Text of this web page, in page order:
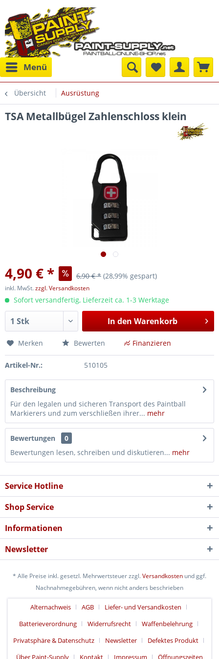
Menü
Übersicht Ausrüstung
TSA Metallbügel Zahlenschloss klein
4,90 € * 6,90 € * (28,99% gespart)
inkl. MwSt.zzgl. Versandkosten
Sofort versandfertig, Lieferzeit ca. 1-3 Werktage
In den Warenkorb
Merken Bewerten Finanzieren
Artikel-Nr.: 510105
Beschreibung
Für den legalen und sicheren Transport des Paintball
Markierers und zum verschließen ihrer... mehr
Bewertungen
0
Bewertungen lesen, schreiben und diskutieren... mehr
Service Hotline
Shop Service
Informationen
Newsletter
* Alle Preise inkl. gesetzl. Mehrwertsteuer zzgl.Versandkosten und ggf.
Nachnahmegebühren, wenn nicht anders beschrieben
Alternachweis AGB
Liefer- und Versandkosten
Batterieverordnung
Widerrufsrecht
Waffenbelehrung
Privatsphäre & Datenschutz
Newsletter
Defektes Produkt
Über Paint-Supply
Kontakt Impressum Öffnungszeiten